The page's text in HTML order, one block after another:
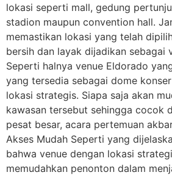
lokasi seperti mall, gedung
stadion maupun convention hall.
memastikan lokasi yang telah
bersih dan layak dijadikan sebagai
Seperti halnya venue Eldorado
yang tersedia sebagai dome
lokasi strategis. Siapa saja akan
kawasan tersebut sehingga cocok
pesat besar, acara pertemuan
Akses Mudah Seperti yang
bahwa venue dengan lokasi
memudahkan penonton dalam